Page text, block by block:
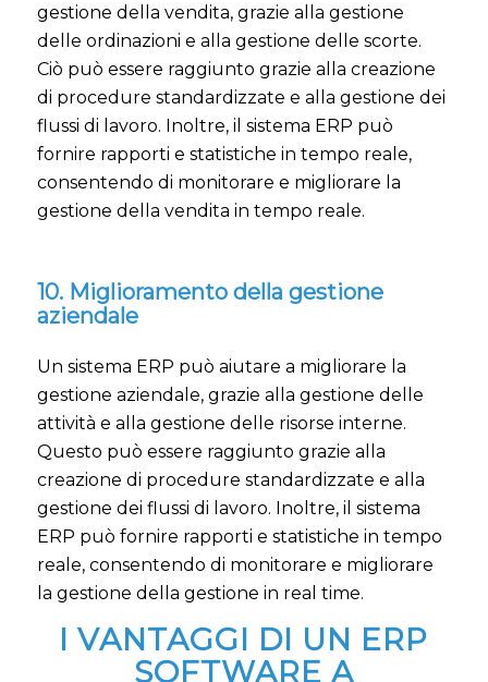
gestione della vendita, grazie alla gestione
delle ordinazioni e alla gestione delle scorte.
Ciò può essere raggiunto grazie alla creazione
di procedure standardizzate e alla gestione dei
flussi di lavoro. Inoltre, il sistema ERP può
fornire rapporti e statistiche in tempo reale,
consentendo di monitorare e migliorare la
gestione della vendita in tempo reale.
10. Miglioramento della gestione
aziendale
Un sistema ERP può aiutare a migliorare la
gestione aziendale, grazie alla gestione delle
attività e alla gestione delle risorse interne.
Questo può essere raggiunto grazie alla
creazione di procedure standardizzate e alla
gestione dei flussi di lavoro. Inoltre, il sistema
ERP può fornire rapporti e statistiche in tempo
reale, consentendo di monitorare e migliorare
la gestione della gestione in real time.
I VANTAGGI DI UN ERP
SOFTWARE A